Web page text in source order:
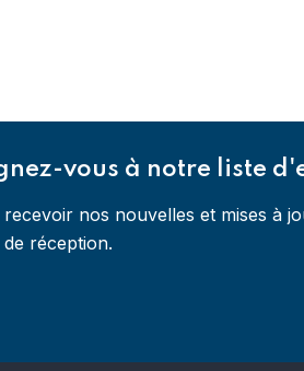
vous à notre liste
nos nouvelles et mises à
réception.